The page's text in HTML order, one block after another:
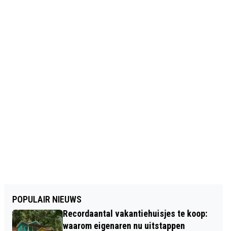
POPULAIR NIEUWS
Recordaantal vakantiehuisjes te koop:
waarom eigenaren nu uitstappen